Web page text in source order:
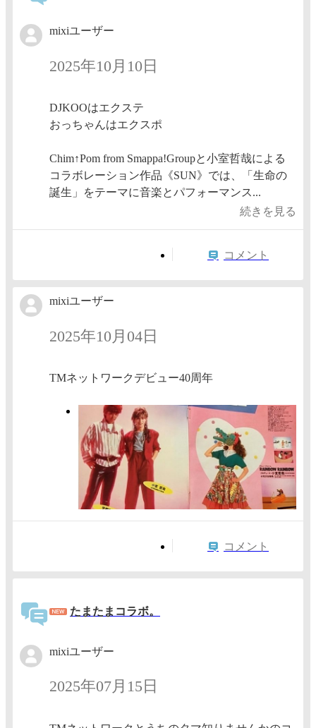
mixiユーザー
2025年10月10日
DJKOOはエクステ
おっちゃんはエクスポ
Chim↑Pom from Smappa!Groupと小室哲哉による
コラボレーション作品《SUN》では、「生命の
誕生」をテーマに音楽とパフォーマンス...
続きを見る
コメント
mixiユーザー
2025年10月04日
TMネットワークデビュー40周年
コメント
たまたまコラボ。
mixiユーザー
2025年07月15日